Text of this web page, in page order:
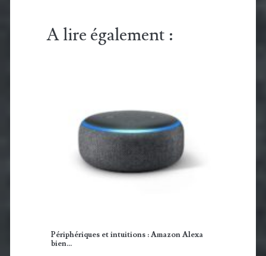
A lire également :
Périphériques et intuitions : Amazon Alexa
bien…